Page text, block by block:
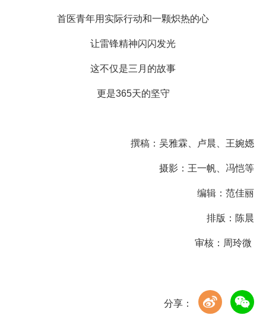
首医青年用实际行动和一颗炽热的心
让雷锋精神闪闪发光
这不仅是三月的故事
更是365天的坚守
撰稿：吴雅霖、卢晨、王婉嫕
摄影：王一帆、冯恺等
编辑：范佳丽
排版：陈晨
审核：周玲微
分享：